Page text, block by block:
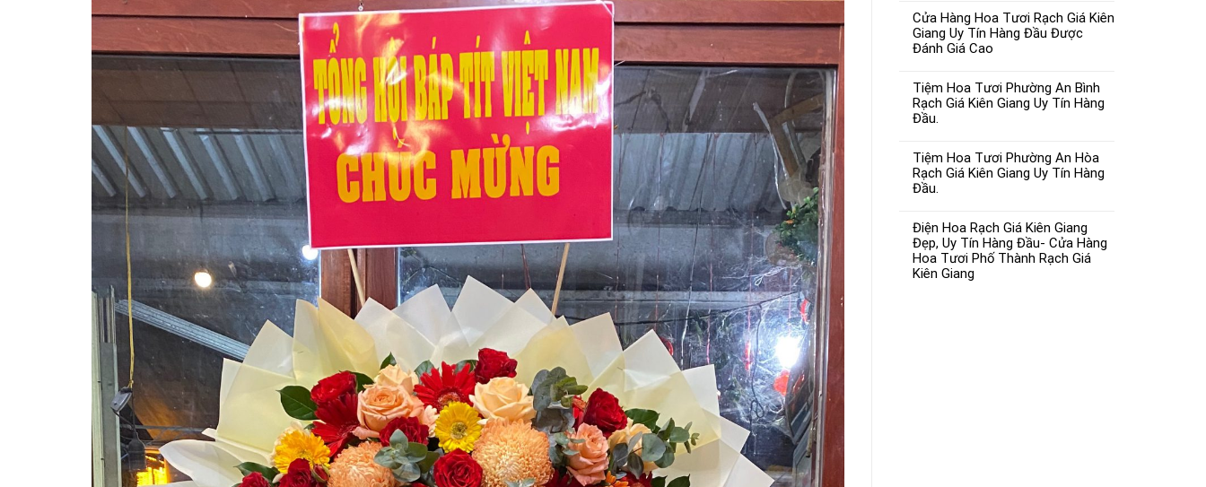
Cửa Hàng Hoa Tươi Rạch Giá Kiên
Giang Uy Tín Hàng Đầu Được
Đánh Giá Cao
Tiệm Hoa Tươi Phường An Bình
Rạch Giá Kiên Giang Uy Tín Hàng
Đầu.
Tiệm Hoa Tươi Phường An Hòa
Rạch Giá Kiên Giang Uy Tín Hàng
Đầu.
Điện Hoa Rạch Giá Kiên Giang
Đẹp, Uy Tín Hàng Đầu- Cửa Hàng
Hoa Tươi Phố Thành Rạch Giá
Kiên Giang